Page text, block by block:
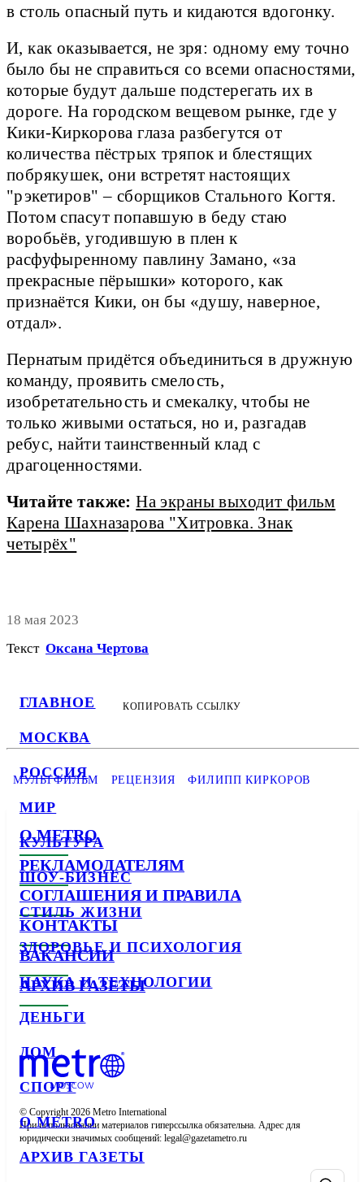
ГЛАВНОЕ
МОСКВА
РОССИЯ
МИР
КУЛЬТУРА
ШОУ-БИЗНЕС
СТИЛЬ ЖИЗНИ
ЗДОРОВЬЕ И ПСИХОЛОГИЯ
НАУКА И ТЕХНОЛОГИИ
ДЕНЬГИ
ДОМ
СПОРТ
О METRO
АРХИВ ГАЗЕТЫ
в столь опасный путь и кидаются вдогонку.
И, как оказывается, не зря: одному ему точно
было бы не справиться со всеми опасностями,
которые будут дальше подстерегать их в
дороге. На городском вещевом рынке, где у
Кики-Киркорова глаза разбегутся от
количества пёстрых тряпок и блестящих
побрякушек, они встретят настоящих
"рэкетиров" – сборщиков Стального Когтя.
Потом спасут попавшую в беду стаю
воробьёв, угодившую в плен к
расфуфыренному павлину Замано, «за
прекрасные пёрышки» которого, как
признаётся Кики, он бы «душу, наверное,
отдал».
Пернатым придётся объединиться в дружную
команду, проявить смелость,
изобретательность и смекалку, чтобы не
только живыми остаться, но и, разгадав
ребус, найти таинственный клад с
драгоценностями.
Читайте также: На экраны выходит фильм
Карена Шахназарова "Хитровка. Знак
четырёх"
18 мая 2023
Текст Оксана Чертова
КОПИРОВАТЬ ССЫЛКУ
МУЛЬТФИЛЬМ РЕЦЕНЗИЯ ФИЛИПП КИРКОРОВ
О METRO
РЕКЛАМОДАТЕЛЯМ
СОГЛАШЕНИЯ И ПРАВИЛА
КОНТАКТЫ
ВАКАНСИИ
АРХИВ ГАЗЕТЫ
© Copyright 2026 Metro International
При использовании материалов гиперссылка обязательна. Адрес для
юридически значимых сообщений: